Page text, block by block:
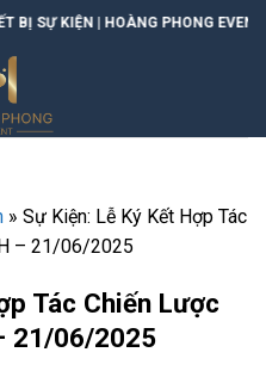
PHONG EVENT
» Sự Kiện: Lễ Ký Kết Hợp Tác
– 21/06/2025
Tác Chiến Lược
21/06/2025